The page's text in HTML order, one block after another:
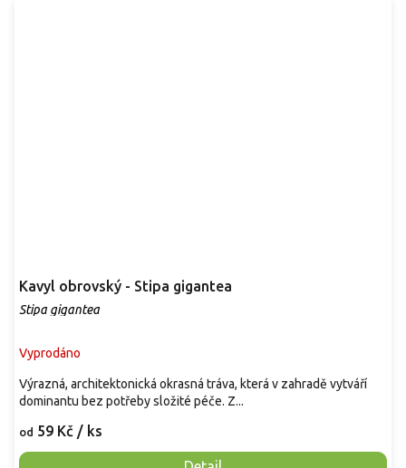
Kavyl obrovský - Stipa gigantea
Stipa gigantea
Vyprodáno
od 59 Kč / ks
Výrazná, architektonická okrasná tráva, která v zahradě vytváří
dominantu bez potřeby složité péče. Z...